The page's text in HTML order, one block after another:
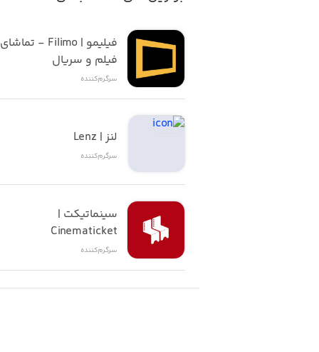
فیلم و سریال
سرگرم‌کننده
لنز | Lenz
سرگرم‌کننده
Cinematicket
سرگرم‌کننده